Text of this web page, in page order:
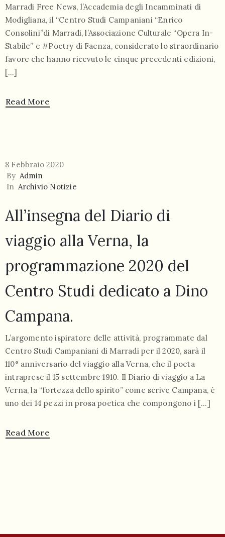
Marradi Free News, l’Accademia degli Incamminati di
Modigliana, il “Centro Studi Campaniani “Enrico
Consolini”di Marradi, l’Associazione Culturale “Opera In-
Stabile” e #Poetry di Faenza, considerato lo straordinario
favore che hanno ricevuto le cinque precedenti edizioni,
[…]
Read More
8 Febbraio 2020
By Admin
In Archivio Notizie
All’insegna del Diario di
viaggio alla Verna, la
programmazione 2020 del
Centro Studi dedicato a Dino
Campana.
L’argomento ispiratore delle attività, programmate dal
Centro Studi Campaniani di Marradi per il 2020, sarà il
110° anniversario del viaggio alla Verna, che il poeta
intraprese il 15 settembre 1910. Il Diario di viaggio a La
Verna, la “fortezza dello spirito” come scrive Campana, è
uno dei 14 pezzi in prosa poetica che compongono i […]
Read More